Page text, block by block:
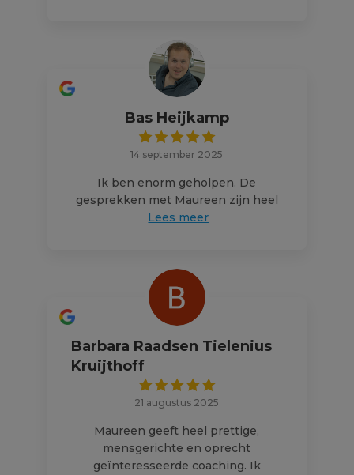
Bas Heijkamp
14 september 2025
Ik ben enorm geholpen. De
gesprekken met Maureen zijn heel
Lees meer
Barbara Raadsen Tielenius
Kruijthoff
21 augustus 2025
Maureen geeft heel prettige,
mensgerichte en oprecht
geïnteresseerde coaching. Ik